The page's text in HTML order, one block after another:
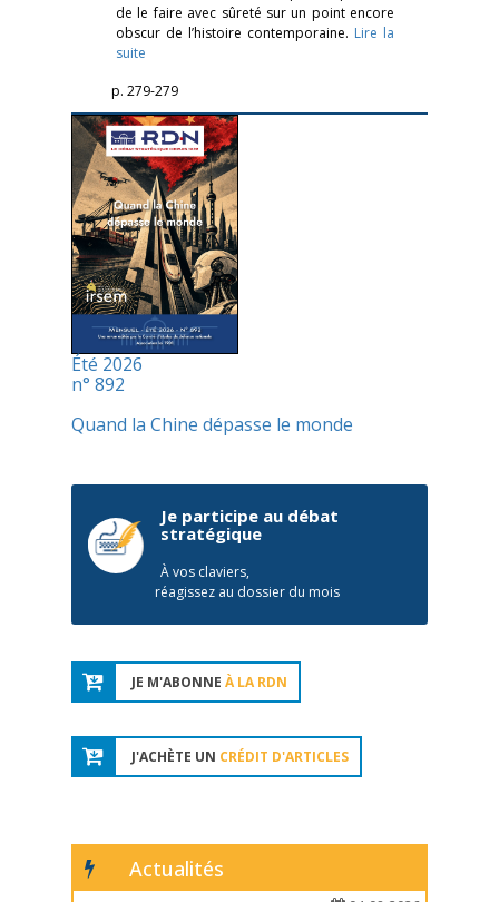
de le faire avec sûreté sur un point encore
obscur de l’histoire contemporaine. Lire la
suite
p. 279-279
Été 2026
n° 892
Quand la Chine dépasse le monde
Je participe au débat
stratégique
À vos claviers,
réagissez au dossier du mois
JE M'ABONNE À LA RDN
J'ACHÈTE UN CRÉDIT D'ARTICLES
Actualités